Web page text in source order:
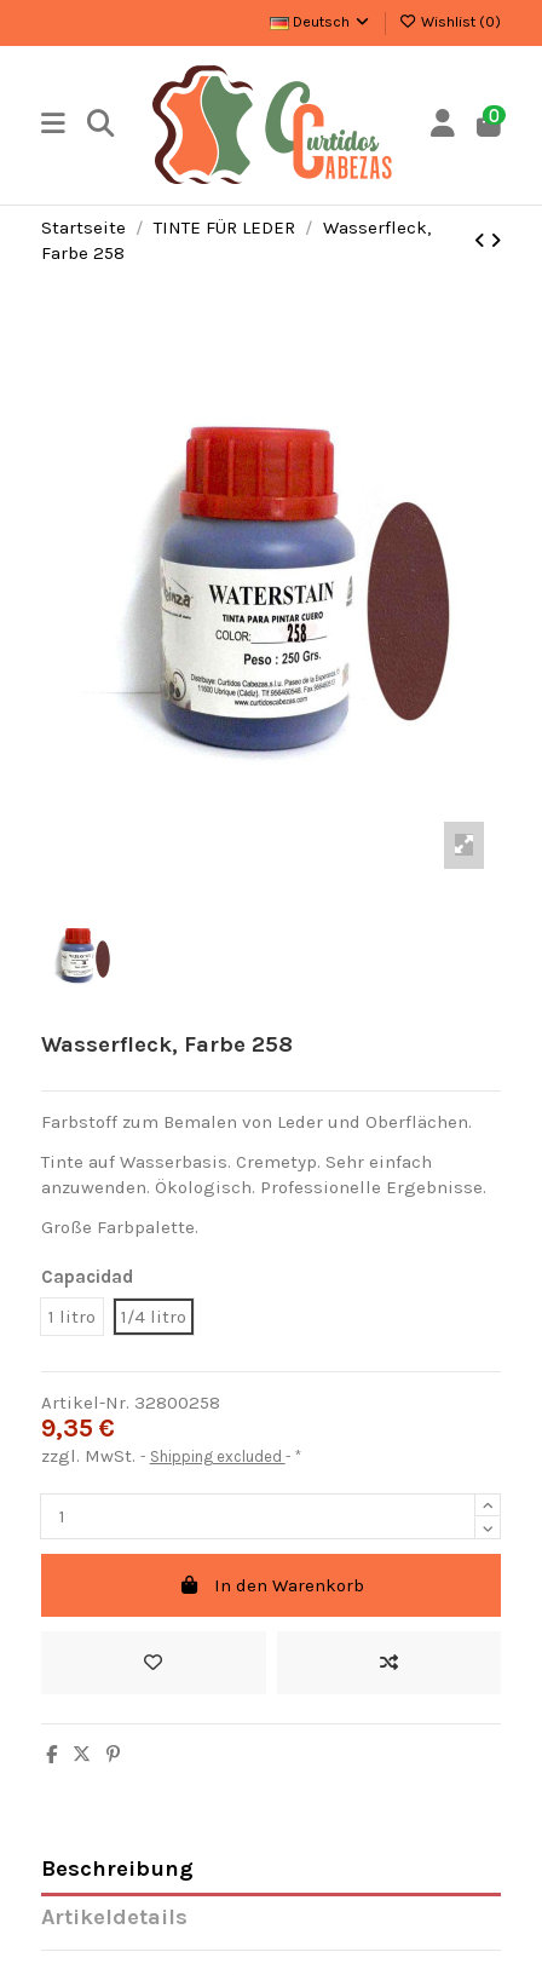
Deutsch Wishlist (0)
0
Startseite TINTE FÜR LEDER
Wasserfleck,
Farbe 258
Wasserfleck, Farbe 258
Farbstoff zum Bemalen von Leder und Oberflächen.
Tinte auf Wasserbasis. Cremetyp. Sehr einfach
anzuwenden. Ökologisch. Professionelle Ergebnisse.
Große Farbpalette.
Capacidad
1 litro
1/4 litro
Artikel-Nr. 32800258
9,35 €
zzgl. MwSt. Shipping excluded *
In den Warenkorb
Beschreibung
Artikeldetails